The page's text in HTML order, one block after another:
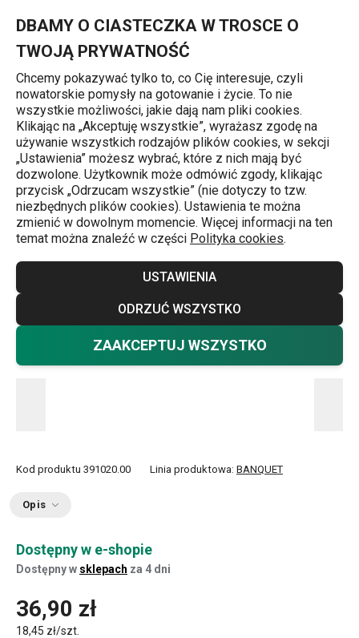
DBAMY O CIASTECZKA W TROSCE O
TWOJĄ PRYWATNOŚĆ
Chcemy pokazywać tylko to, co Cię interesuje, czyli
nowatorskie pomysły na gotowanie i życie. To nie
wszystkie możliwości, jakie dają nam pliki cookies.
Klikając na „Akceptuję wszystkie”, wyrażasz zgodę na
używanie wszystkich rodzajów plików cookies, w sekcji
„Ustawienia” możesz wybrać, które z nich mają być
dozwolone. Użytkownik może odmówić zgody, klikając
przycisk „Odrzucam wszystkie” (nie dotyczy to tzw.
niezbędnych plików cookies). Ustawienia te można
zmienić w dowolnym momencie. Więcej informacji na ten
temat można znaleźć w części Polityka cookies.
USTAWIENIA
ODRZUĆ WSZYSTKO
ZAAKCEPTUJ WSZYSTKO
Noże stołowe
Nóż stołowy BANQUET, 2 szt.
Kod produktu 391020.00 Linia produktowa: BANQUET
Opis
Dostępny w e-shopie
Dostępny w sklepach za 4 dni
36,90 zł
18,45 zł/szt.